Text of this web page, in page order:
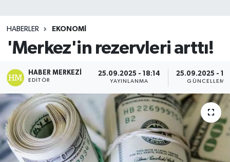
HABERLER EKONOMİ
'Merkez'in rezervleri arttı!
HABER MERKEZI
EDITÖR
25.09.2025 - 18:14
YAYINLANMA
25.09.2025 -
GÜNCELLEME
Teknoloji
TRABZON
TRABZONSPOR
Yaşam